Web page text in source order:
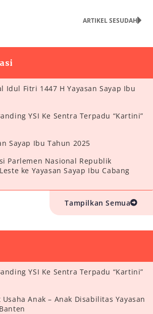
ARTIKEL SESUDAH
Idul Fitri 1447 H Yayasan Sayap Ibu
YSI Ke Sentra Terpadu “Kartini”
Sayap Ibu Tahun 2025
Parlemen Nasional Republik
ke Yayasan Sayap Ibu Cabang
Tampilkan Semua
YSI Ke Sentra Terpadu “Kartini”
Usaha Anak – Anak Disabilitas Yayasan